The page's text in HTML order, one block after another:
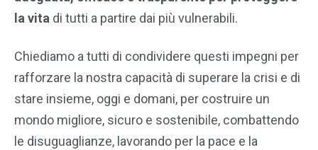
la vita di tutti a partire dai più vulnerabili.
Chiediamo a tutti di condividere questi impegni per
rafforzare la nostra capacità di superare la crisi e di
stare insieme, oggi e domani, per costruire un
mondo migliore, sicuro e sostenibile, combattendo
le disuguaglianze, lavorando per la pace e la